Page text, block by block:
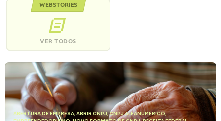
WEBSTORIES
VER TODOS
ABERTURA DE EMPRESA, ABRIR CNPJ,CNPJ ALFANUMÉRICO,